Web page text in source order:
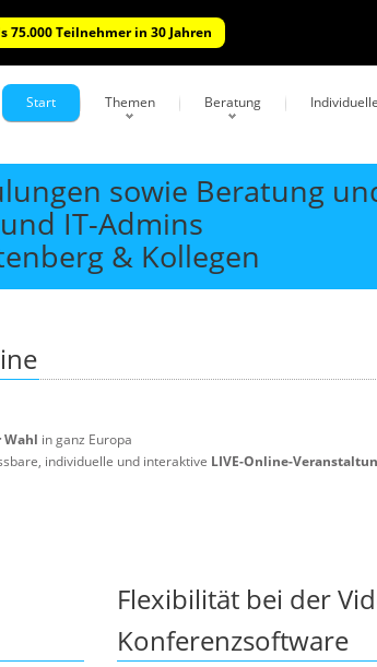
75.000 Teilnehmer in 30 Jahren
Start Themen Beratung
sowie Beratung
IT-Admins
& Kollegen
Wahl in ganz Europa
individuelle und interaktive LIVE-Online-
Flexibilität bei der
Konferenzsoftware